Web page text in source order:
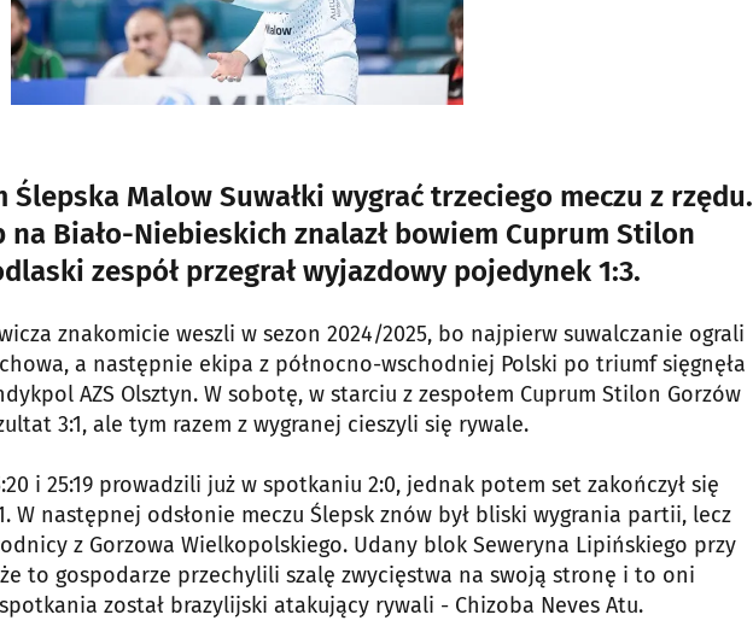
Ślepska Malow Suwałki wygrać trzeciego meczu z rzędu.
Biało-Niebieskich znalazł bowiem Cuprum Stilon
zespół przegrał wyjazdowy pojedynek 1:3.
znakomicie weszli w sezon 2024/2025, bo najpierw suwalczanie ograli
a następnie ekipa z północno-wschodniej Polski po triumf sięgnęła
AZS Olsztyn. W sobotę, w starciu z zespołem Cuprum Stilon Gorzów
3:1, ale tym razem z wygranej cieszyli się rywale.
i 25:19 prowadzili już w spotkaniu 2:0, jednak potem set zakończył się
W następnej odsłonie meczu Ślepsk znów był bliski wygrania partii, lecz
z Gorzowa Wielkopolskiego. Udany blok Seweryna Lipińskiego przy
to gospodarze przechylili szalę zwycięstwa na swoją stronę i to oni
został brazylijski atakujący rywali - Chizoba Neves Atu.